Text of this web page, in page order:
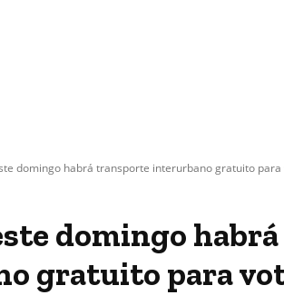
domingo habrá transporte interurbano gratuito para
domingo
gratuito para